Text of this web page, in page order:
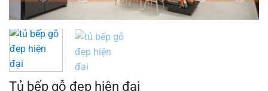
Tủ bếp gỗ đẹp hiện đại